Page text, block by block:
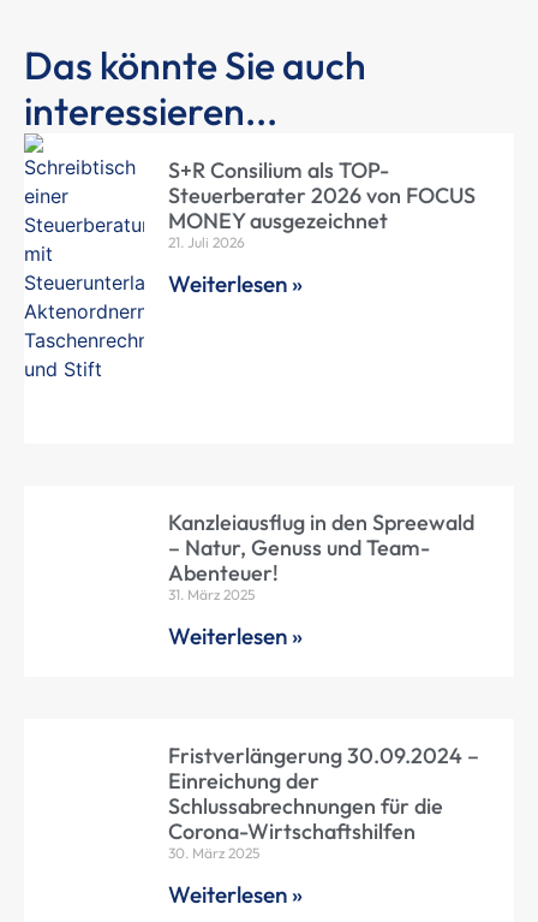
Das könnte Sie auch
interessieren...
S+R Consilium als TOP-
Steuerberater 2026 von FOCUS
MONEY ausgezeichnet
21. Juli 2026
Weiterlesen »
Kanzleiausflug in den Spreewald
– Natur, Genuss und Team-
Abenteuer!
31. März 2025
Weiterlesen »
Fristverlängerung 30.09.2024 –
Einreichung der
Schlussabrechnungen für die
Corona-Wirtschaftshilfen
30. März 2025
Weiterlesen »